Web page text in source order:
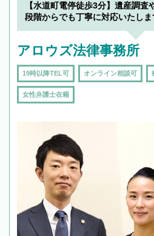
【水道町電停徒歩3分】遺産調査
段階からでも丁寧に対応いたしま
アロウズ法律事務所
19時以降TEL可 オンライン相談可
女性弁護士在籍